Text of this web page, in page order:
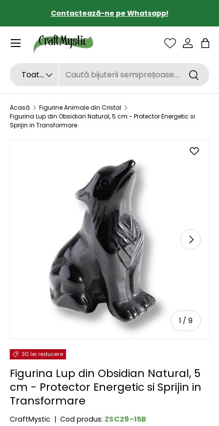
SARI LA CONȚINUT
Contactează-ne pe Whatsapp!
Căutare
Tipul de produs
Toate
Sac
Acasă
Figurine Animale din Cristal
Figurina Lup din Obsidian Natural, 5 cm - Protector Energetic si
Sprijin in Transformare
SARI LA INFORMAȚIILE DESPRE PRODUS
1 / de
9
30 lei reducere
Figurina Lup din Obsidian Natural, 5
cm - Protector Energetic si Sprijin in
Transformare
CraftMystic | Cod produs: ZSC29-15B